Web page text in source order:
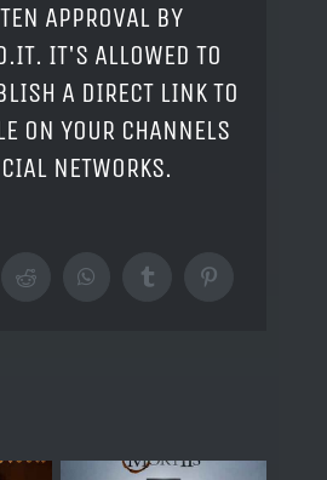
APPROVAL BY
IT'S ALLOWED TO
A DIRECT LINK TO
ON YOUR CHANNELS
NETWORKS.
RedditWhatsAppTumblrPinterest